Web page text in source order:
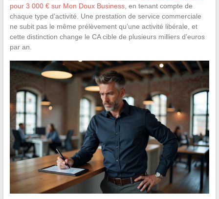
pour 3 000 € sur Mon Doux Business, en tenant compte de
chaque type d’activité. Une prestation de service commerciale
ne subit pas le même prélèvement qu’une activité libérale, et
cette distinction change le CA cible de plusieurs milliers d’euros
par an.